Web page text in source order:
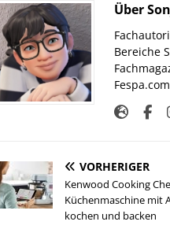
Über
Bereiche
VORHERIGER
Kenwood Cooking
Küchenmaschine mit
kochen und backen